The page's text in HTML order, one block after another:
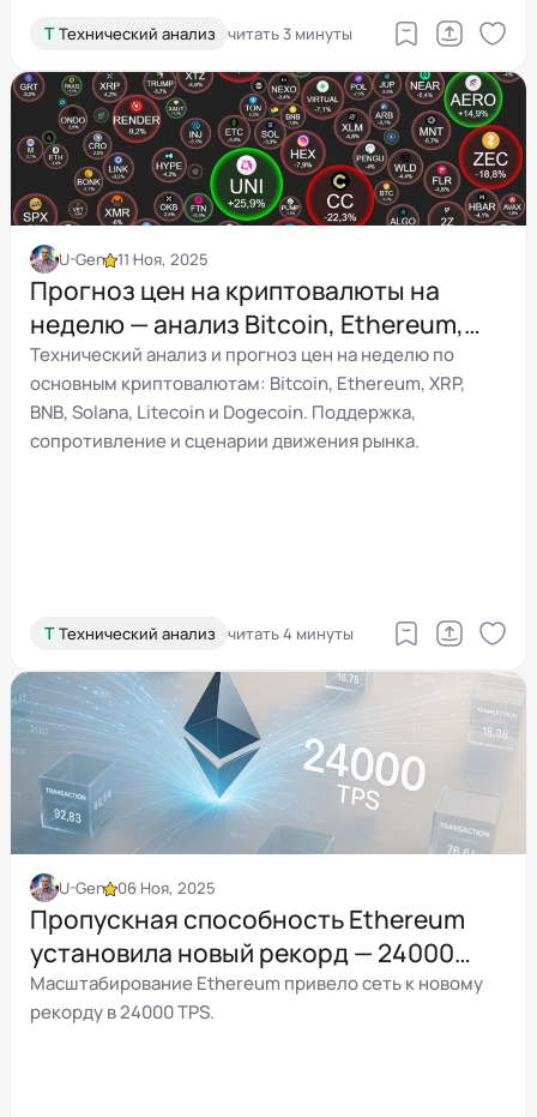
Т Технический анализ читать 3 минуты
U-Gen 11 Ноя, 2025
Прогноз цен на криптовалюты на
неделю — анализ Bitcoin, Ethereum,
XRP, BNB, SOL, LTC и DOGE
Технический анализ и прогноз цен на неделю по
основным криптовалютам: Bitcoin, Ethereum, XRP,
BNB, Solana, Litecoin и Dogecoin. Поддержка,
сопротивление и сценарии движения рынка.
Т Технический анализ читать 4 минуты
U-Gen 06 Ноя, 2025
Пропускная способность Ethereum
установила новый рекорд — 24000
транзакций в секунду
Масштабирование Ethereum привело сеть к новому
рекорду в 24000 TPS.